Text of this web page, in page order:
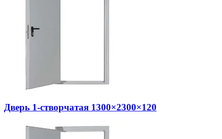
Дверь 1-створчатая 1300×2300×120